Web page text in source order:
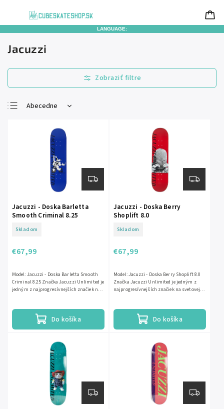
LANGUAGE:
Jacuzzi
Abecedne
Najdrahšie
Najpredávanejšie
Jacuzzi - Doska Barletta
Smooth Criminal 8.25
Skladom
€67,99
Do košíka
Model: Jacuzzi - Doska Barletta Smooth
Criminal 8.25 Značka Jacuzzi Unlimited je
jedným z najprogresívnejších značiek na
Jacuzzi - Doska Berry
Shoplift 8.0
Skladom
€67,99
Do košíka
Model: Jacuzzi - Doska Berry Shoplift 8.0
Značka Jacuzzi Unlimited je jedným z
najprogresívnejších značiek na svetovej